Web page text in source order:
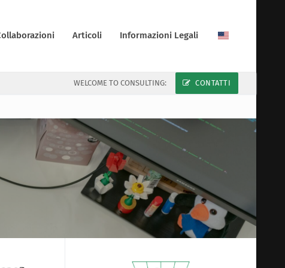
Articoli Informazioni Legali
WELCOME TO CONSULTING: CONTATTI